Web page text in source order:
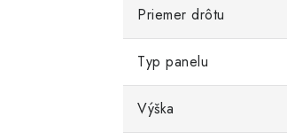
Priemer drôtu
Typ panelu
Výška